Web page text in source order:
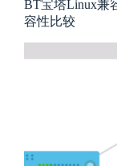
BT宝塔Linux兼
容性比较